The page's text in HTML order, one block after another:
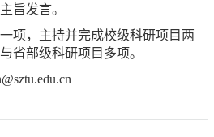
旨发言。
项，主持并完成校级科研项目两
省部级科研项目多项。